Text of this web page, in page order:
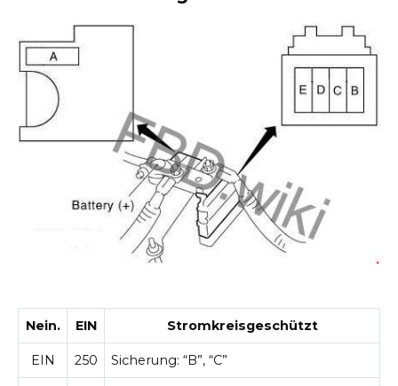
Nein. EIN Stromkreisgeschützt
EIN 250 Sicherung: “B”, “C”